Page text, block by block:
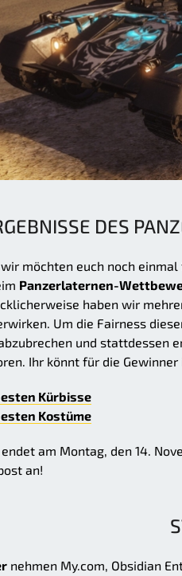
DES
möchten euch noch
Panzerlaternen-
haben wir
Um die Fairness
und stattdessen
Ihr könnt für die
Kürbisse
Kostüme
am Montag, den 14.
an!
nehmen My.com, Obsidian